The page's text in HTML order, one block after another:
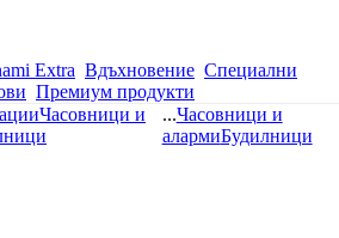
Extra Вдъхновение Специални
Премиум продукти
Часовници и
...Часовници и
алармиБудилници